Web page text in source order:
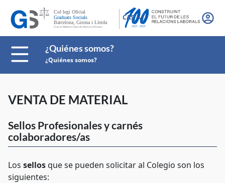
CAS
¿Quiénes somos?
¿Quiénes somos?
VENTA DE MATERIAL
Sellos Profesionales y carnés
colaboradores/as
Los sellosque se pueden solicitar al Colegio son los
siguientes: